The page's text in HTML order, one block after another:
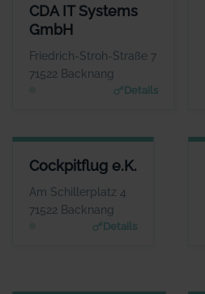
CDA IT Systems
GmbH
Friedrich-Stroh-Straße 7
71522 Backnang
Details
CDA IT SYSTEMS GMBH
ANSPRECHPARTNER
Herr Johannes Enge
WEBSITE
www.cda-it-system.de
Cockpitflug e.K.
Am Schillerplatz 4
71522 Backnang
Details
COCKPITFLUG E.K.
ANSPRECHPARTNER
Herr Carsten Hansen
www.cockpitflug.de